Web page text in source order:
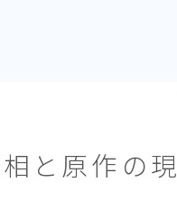
と原作の現